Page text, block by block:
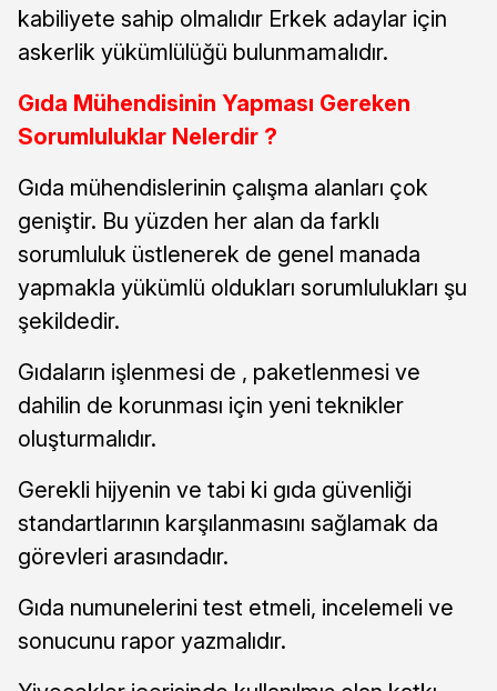
kabiliyete sahip olmalıdır Erkek adaylar için
askerlik yükümlülüğü bulunmamalıdır.
Gıda Mühendisinin Yapması Gereken
Sorumluluklar Nelerdir ?
Gıda mühendislerinin çalışma alanları çok
geniştir. Bu yüzden her alan da farklı
sorumluluk üstlenerek de genel manada
yapmakla yükümlü oldukları sorumlulukları şu
şekildedir.
Gıdaların işlenmesi de , paketlenmesi ve
dahilin de korunması için yeni teknikler
oluşturmalıdır.
Gerekli hijyenin ve tabi ki gıda güvenliği
standartlarının karşılanmasını sağlamak da
görevleri arasındadır.
Gıda numunelerini test etmeli, incelemeli ve
sonucunu rapor yazmalıdır.